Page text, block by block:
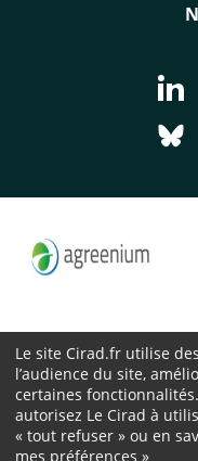
Protection
Le site Cirad.fr utilise
l’audience du site,
certaines
autorisez Le Cirad à
« tout refuser » ou en
mes préférences »